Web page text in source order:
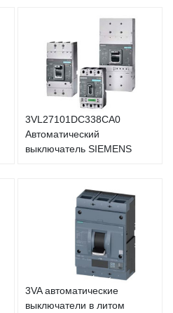
3VL27101DC338CA0
Автоматический
выключатель SIEMENS
3VA автоматические
выключатели в литом